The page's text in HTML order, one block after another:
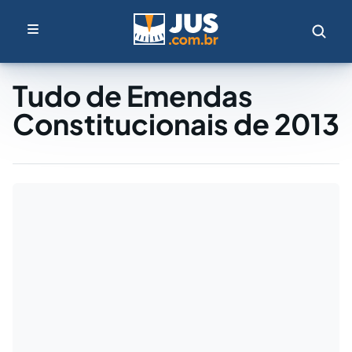
Tudo de Emendas
Constitucionais de 2013